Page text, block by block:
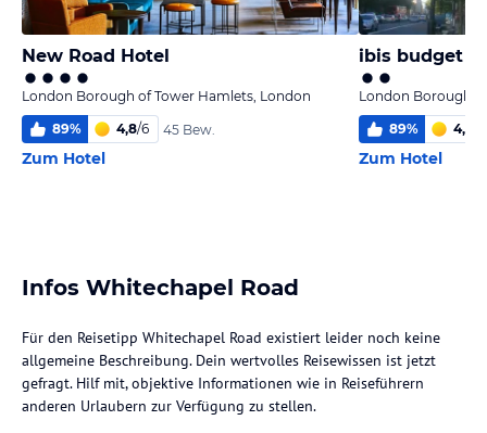
New Road Hotel
London Borough of Tower Hamlets, London
89% 4,8/6 45 Bew.
Zum Hotel
London Borough
89% 4,4
Zum Hotel
Infos Whitechapel Road
Für den Reisetipp Whitechapel Road existiert leider noch keine
allgemeine Beschreibung. Dein wertvolles Reisewissen ist jetzt
gefragt. Hilf mit, objektive Informationen wie in Reiseführern
anderen Urlaubern zur Verfügung zu stellen.